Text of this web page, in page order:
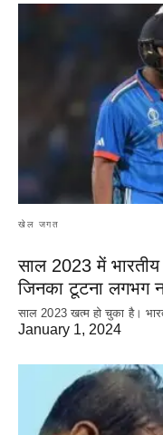
खेल जगत
साल 2023 में भारतीय
जिनका टूटना लगभग
साल 2023 खत्म हो चुका है।
January 1, 2024